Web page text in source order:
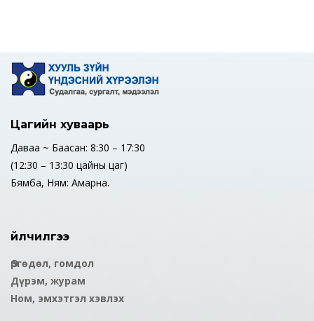
Цагийн хуваарь
Даваа ~ Баасан: 8:30 – 17:30
(12:30 – 13:30 цайны цаг)
Бямба, Ням: Амарна.
Үйлчилгээ
Өргөдөл, гомдол
Дүрэм, журам
Ном, эмхэтгэл хэвлэх